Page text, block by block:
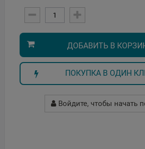
ДОБАВИТЬ В
ПОКУПКА В ОДИН
Войдите, чтобы начать